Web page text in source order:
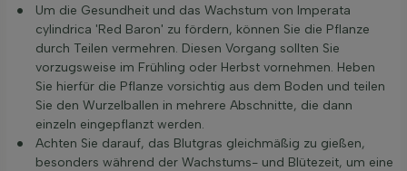
Um die Gesundheit und das Wachstum von Imperata
cylindrica 'Red Baron' zu fördern, können Sie die Pflanze
durch Teilen vermehren. Diesen Vorgang sollten Sie
vorzugsweise im Frühling oder Herbst vornehmen. Heben
Sie hierfür die Pflanze vorsichtig aus dem Boden und teilen
Sie den Wurzelballen in mehrere Abschnitte, die dann
einzeln eingepflanzt werden.
Achten Sie darauf, das Blutgras gleichmäßig zu gießen,
besonders während der Wachstums- und Blütezeit, um eine